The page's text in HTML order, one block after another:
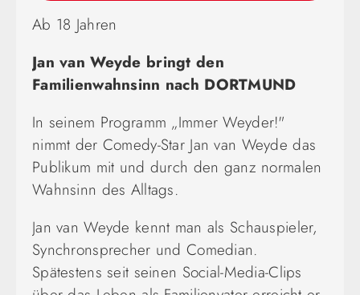
Ab 18 Jahren
Jan van Weyde bringt den
Familienwahnsinn nach DORTMUND
In seinem Programm „Immer Weyder!"
nimmt der Comedy-Star Jan van Weyde das
Publikum mit und durch den ganz normalen
Wahnsinn des Alltags.
Jan van Weyde kennt man als Schauspieler,
Synchronsprecher und Comedian.
Spätestens seit seinen Social‑Media‑Clips